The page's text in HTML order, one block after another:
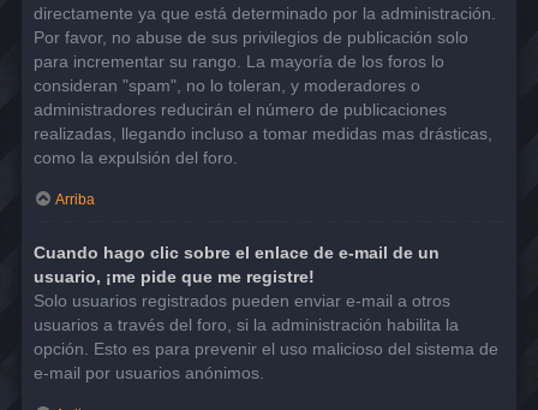
directamente ya que está determinado por la administración.
Por favor, no abuse de sus privilegios de publicación solo
para incrementar su rango. La mayoría de los foros lo
consideran "spam", no lo toleran, y moderadores o
administradores reducirán el número de publicaciones
realizadas, llegando incluso a tomar medidas mas drásticas,
como la expulsión del foro.
Arriba
Cuando hago clic sobre el enlace de e-mail de un
usuario, ¡me pide que me registre!
Solo usuarios registrados pueden enviar e-mail a otros
usuarios a través del foro, si la administración habilita la
opción. Esto es para prevenir el uso malicioso del sistema de
e-mail por usuarios anónimos.